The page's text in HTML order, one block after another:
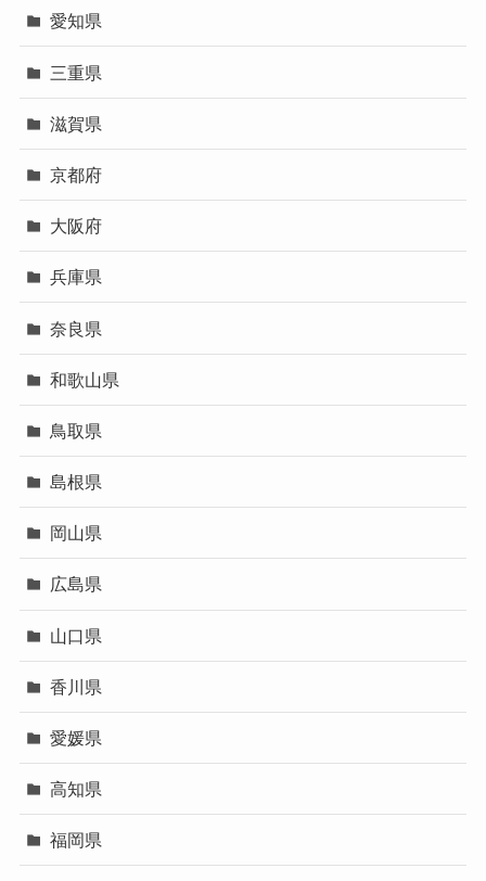
愛知県
三重県
滋賀県
京都府
大阪府
兵庫県
奈良県
和歌山県
鳥取県
島根県
岡山県
広島県
山口県
香川県
愛媛県
高知県
福岡県